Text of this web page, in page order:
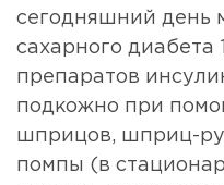
сегодняшний день
сахарного диабета
препаратов
подкожно при
шприцов, шприц-
помпы (в